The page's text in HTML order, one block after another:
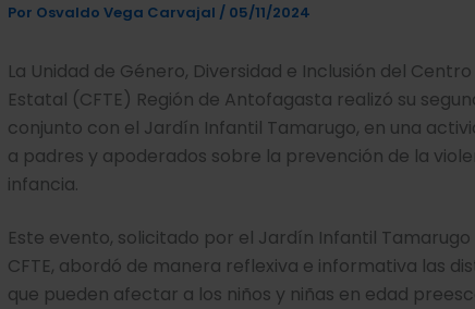
Por Osvaldo Vega Carvajal / 05/11/2024
La Unidad de Género, Diversidad e Inclusión del
Estatal (CFTE) Región de Antofagasta realizó su
conjunto con el Jardín Infantil Tamarugo, en una
a padres y apoderados sobre la prevención de la
infancia.
Este evento, solicitado por el Jardín Infantil
CFTE, abordó de manera reflexiva e informativa las
que pueden afectar a los niños y niñas en edad